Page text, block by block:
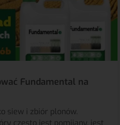
Fundamental na
siew i zbiór plonów.
często jest pomijany, jest